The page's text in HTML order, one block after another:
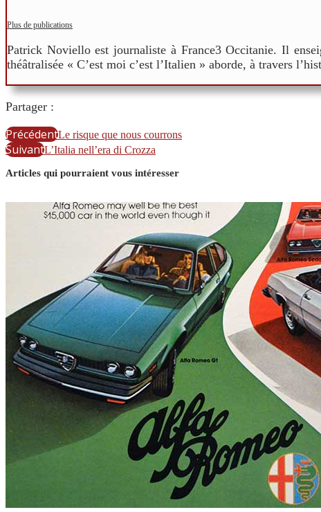
Plus de publications
Patrick Noviello est journaliste à France3 Occitanie. Il
théâtralisée « C’est moi c’est l’Italien » aborde, à travers
Partager :
PrécédentLe risque que nous courrons
SuivantL’Italia nell’era di Crozza
Articles qui pourraient vous intéresser